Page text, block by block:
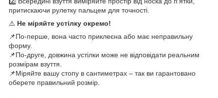
притискаючи рулетку пальцем для точності.
⚠️ Не міряйте устілку окремо!
📌По-перше, вона часто приклеєна або має неправильну
форму.
📌По-друге, довжина устілки може не відповідати реальним
розмірам взуття.
📌Міряйте вашу стопу в сантиметрах – так ви гарантовано
оберете правильний розмір.